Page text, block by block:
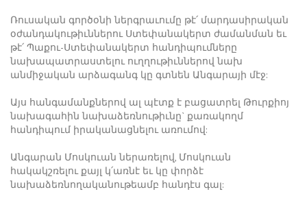
Ռուսական գործօնի ներգրաւումը թէ՛ մարդասիրական
օժանդակութիւններու Ստեփանակերտ ժամանման եւ
թէ՛ Պաքու-Ստեփանակերտ հանդիպումները
նախապատրաստելու ուղղութիւններով նախ
անմիջական արձագանգ կը գտնեն Անգարայի մէջ:
Այս հանգամանքներով ալ պէտք է բացատրել Թուրքիոյ
նախագահին նախաձեռնութիւնը` քառակողմ
հանդիպում իրականացնելու առումով:
Անգարան Մոսկուան ներառելով, Մոսկուան
հակակշռելու քայլ կ՛առնէ եւ կը փորձէ
նախաձեռնողականութեամբ հանդէս գալ: